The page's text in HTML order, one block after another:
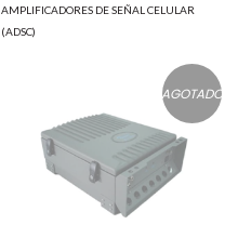
AMPLIFICADORES DE SEÑAL CELULAR
(ADSC)
AGOTADO